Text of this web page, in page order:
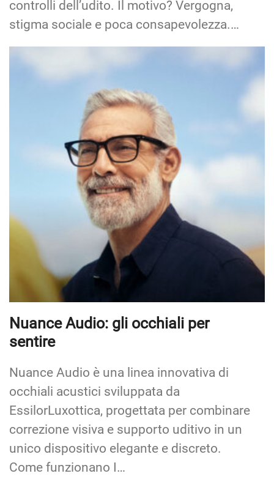
controlli dell’udito. Il motivo? Vergogna,
stigma sociale e poca consapevolezza.…
Nuance Audio: gli occhiali per
sentire
Nuance Audio è una linea innovativa di
occhiali acustici sviluppata da
EssilorLuxottica, progettata per combinare
correzione visiva e supporto uditivo in un
unico dispositivo elegante e discreto.
Come funzionano I…